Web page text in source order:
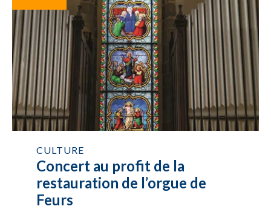
CULTURE
Concert au profit de la
restauration de l’orgue de
Feurs